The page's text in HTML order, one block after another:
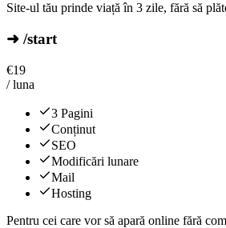
Site-ul tău prinde viață în 3 zile, fără să
➜ /start
€19
/ luna
3 Pagini
Conținut
SEO
Modificări lunare
Mail
Hosting
Pentru cei care vor să apară online fără